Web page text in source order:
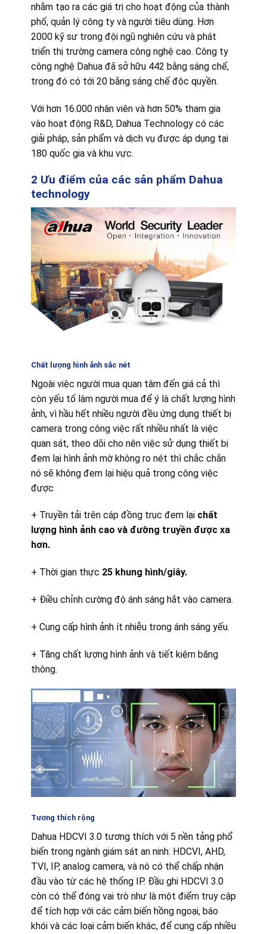
nhằm tạo ra các giá trị cho hoạt động của thành
phố, quản lý công ty và người tiêu dùng. Hơn
2000 kỹ sư trong đội ngũ nghiên cứu và phát
triển thị trường camera công nghệ cao. Công ty
công nghệ Dahua đã sở hữu 442 bằng sáng chế,
trong đó có tới 20 bằng sáng chế độc quyền.
Với hơn 16.000 nhân viên và hơn 50% tham gia
vào hoạt động R&D, Dahua Technology có các
giải pháp, sản phẩm và dịch vụ được áp dụng tại
180 quốc gia và khu vực.
2 Ưu điểm của các sản phẩm Dahua
technology
Chất lượng hình ảnh sắc nét
Ngoài việc người mua quan tâm đến giá cả thì
còn yếu tố làm người mua để ý là chất lượng hình
ảnh, vì hầu hết nhiều người đều ứng dụng thiết bị
camera trong công việc rất nhiều nhất là việc
quan sát, theo dõi cho nên việc sử dụng thiết bị
đem lại hình ảnh mờ không ro nét thì chắc chắn
nó sẽ không đem lại hiệu quả trong công việc
được
+ Truyền tải trên cáp đồng trục đem lại chất
lượng hình ảnh cao và đường truyền được xa
hơn.
+ Thời gian thực 25 khung hình/giây.
+ Điều chỉnh cường độ ánh sáng hắt vào camera.
+ Cung cấp hình ảnh ít nhiễu trong ánh sáng yếu.
+ Tăng chất lượng hình ảnh và tiết kiệm băng
thông.
Tương thích rộng
Dahua HDCVI 3.0 tương thích với 5 nền tảng phổ
biến trong ngành giám sát an ninh: HDCVI, AHD,
TVI, IP, analog camera, và nó có thể chấp nhận
đầu vào từ các hệ thống IP. Đầu ghi HDCVI 3.0
còn có thể đóng vai trò như là một điểm truy cập
để tích hợp với các cảm biến hồng ngoại, báo
khói và các loại cảm biến khác, để cung cấp nhiều